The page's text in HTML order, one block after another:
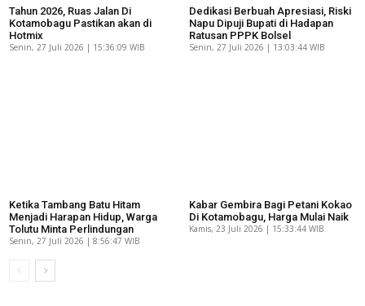
Tahun 2026, Ruas Jalan Di
Kotamobagu Pastikan akan di
Hotmix
Senin, 27 Juli 2026 | 15:36:09 WIB
Dedikasi Berbuah Apresiasi, Riski
Napu Dipuji Bupati di Hadapan
Ratusan PPPK Bolsel
Senin, 27 Juli 2026 | 13:03:44 WIB
Ketika Tambang Batu Hitam
Menjadi Harapan Hidup, Warga
Tolutu Minta Perlindungan
Senin, 27 Juli 2026 | 8:56:47 WIB
Kabar Gembira Bagi Petani Kokao
Di Kotamobagu, Harga Mulai Naik
Kamis, 23 Juli 2026 | 15:33:44 WIB